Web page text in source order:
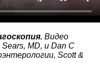
Видео
MD, и Dan C
Scott &